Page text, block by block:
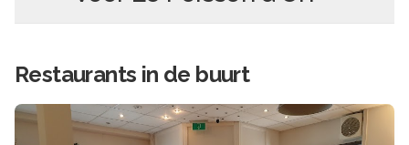
Restaurants in de buurt